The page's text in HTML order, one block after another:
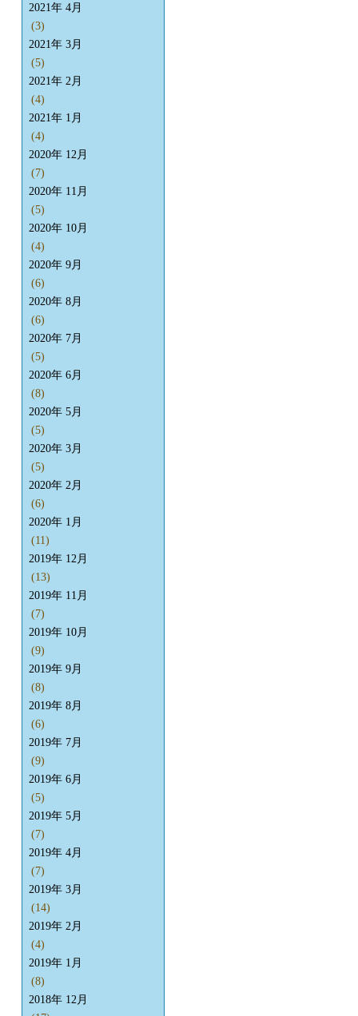
2021年 4月
(3)
2021年 3月
(5)
2021年 2月
(4)
2021年 1月
(4)
2020年 12月
(7)
2020年 11月
(5)
2020年 10月
(4)
2020年 9月
(6)
2020年 8月
(6)
2020年 7月
(5)
2020年 6月
(8)
2020年 5月
(5)
2020年 3月
(5)
2020年 2月
(6)
2020年 1月
(11)
2019年 12月
(13)
2019年 11月
(7)
2019年 10月
(9)
2019年 9月
(8)
2019年 8月
(6)
2019年 7月
(9)
2019年 6月
(5)
2019年 5月
(7)
2019年 4月
(7)
2019年 3月
(14)
2019年 2月
(4)
2019年 1月
(8)
2018年 12月